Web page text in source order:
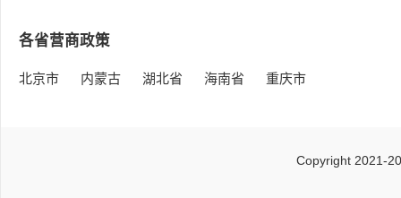
各省营商政策
北京市 内蒙古 湖北省 海南省 重庆市
Copyright 2021-